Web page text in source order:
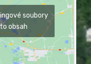
soubory
obsah